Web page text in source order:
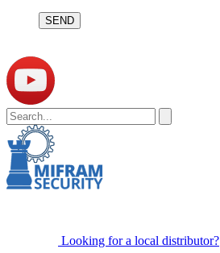
favor,
deja
este
campo
vacío.
Looking for a local distributor?